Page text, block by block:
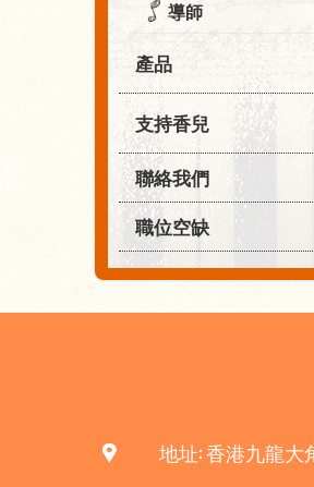
導師
產品
支持香兒
聯絡我們
職位空缺
地址: 香港九龍大